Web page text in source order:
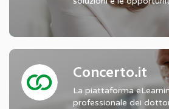
Concerto.it
La piattaforma
professionale dei